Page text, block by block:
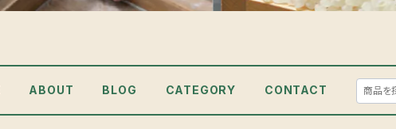
ABOUT BLOG CATEGORY CONTACT